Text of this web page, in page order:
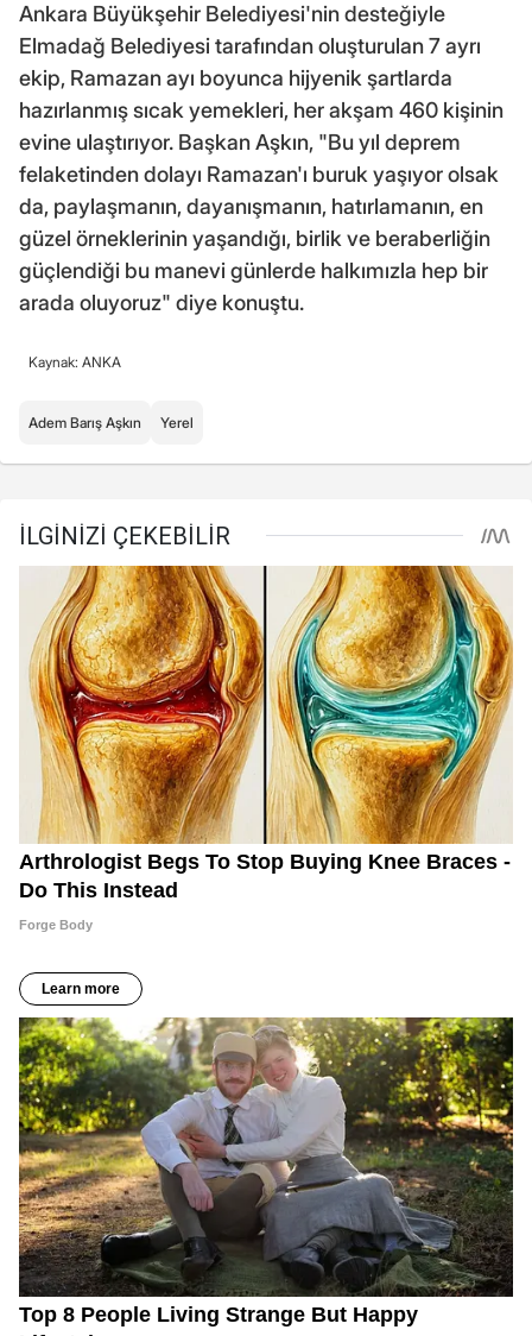
Ankara Büyükşehir Belediyesi'nin desteğiyle
Elmadağ Belediyesi tarafından oluşturulan 7 ayrı
ekip, Ramazan ayı boyunca hijyenik şartlarda
hazırlanmış sıcak yemekleri, her akşam 460 kişinin
evine ulaştırıyor. Başkan Aşkın, "Bu yıl deprem
felaketinden dolayı Ramazan'ı buruk yaşıyor olsak
da, paylaşmanın, dayanışmanın, hatırlamanın, en
güzel örneklerinin yaşandığı, birlik ve beraberliğin
güçlendiği bu manevi günlerde halkımızla hep bir
arada oluyoruz" diye konuştu.
Kaynak: ANKA
Adem Barış Aşkın Yerel